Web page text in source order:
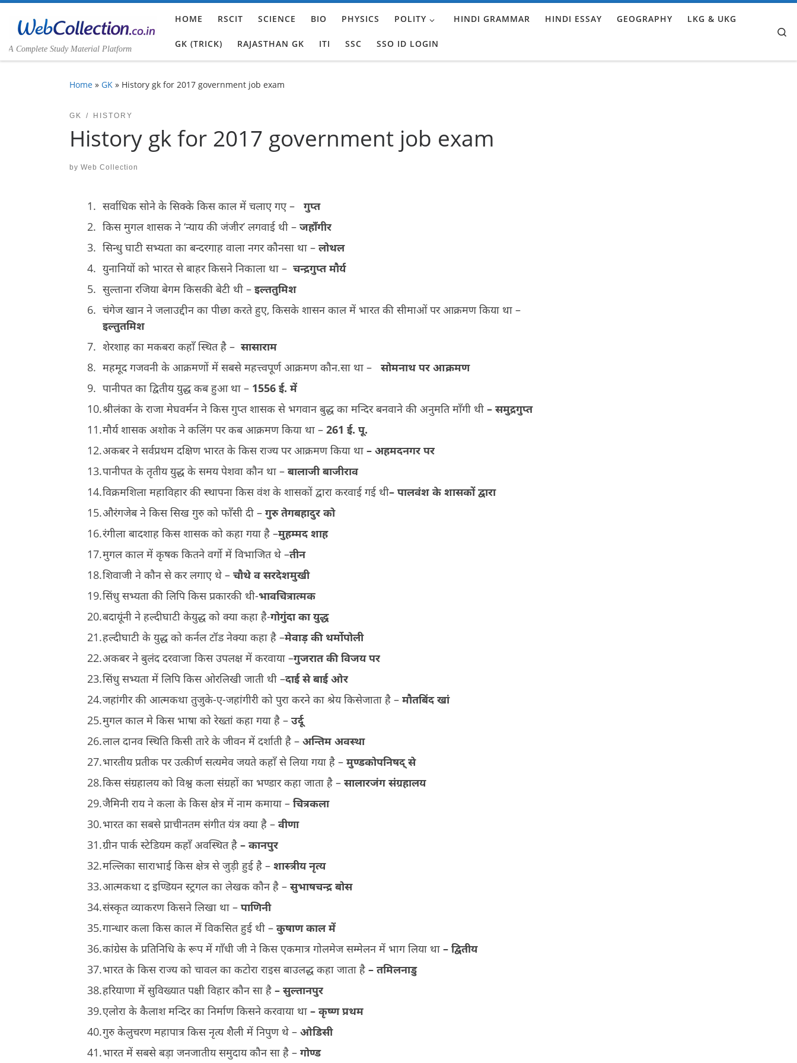
Skip to content
A Complete Study Material Platform
HOME RSCIT SCIENCE BIO PHYSICS POLITY HINDI GRAMMAR HINDI ESSAY GEOGRAPHY LKG & UKG
GK (TRICK) RAJASTHAN GK ITI SSC SSO ID LOGIN
Home » GK » History gk for 2017 government job exam
GK HISTORY
History gk for 2017 government job exam
by Web Collection
सर्वाधिक सोने के सिक्के किस काल में चलाए गए –
गुप्त
किस मुगल शासक ने ‘न्याय की जंजीर’ लगवाई थी – जहाँगीर
सिन्धु घाटी सभ्यता का बन्दरगाह वाला नगर कौनसा था – लोथल
युनानियों को भारत से बाहर किसने निकाला था – चन्द्रगुप्त मौर्य
सुल्ताना रजिया बेगम किसकी बेटी थी – इल्ततुमिश
चंगेज खान ने जलाउद्दीन का पीछा करते हुए, किसके शासन काल में भारत की सीमाओं पर आक्रमण किया था –
इल्तुतमिश
शेरशाह का मकबरा कहाँ स्थित है – सासाराम
महमूद गजवनी के आक्रमणों में सबसे महत्त्वपूर्ण आक्रमण कौन.सा था – सोमनाथ पर आक्रमण
पानीपत का द्वितीय युद्ध कब हुआ था – 1556 ई. में
श्रीलंका के राजा मेघवर्मन ने किस गुप्त शासक से भगवान बुद्ध का मन्दिर बनवाने की अनुमति माँगी थी – समुद्रगुप्त
मौर्य शासक अशोक ने कलिंग पर कब आक्रमण किया था – 261 ई. पू.
अकबर ने सर्वप्रथम दक्षिण भारत के किस राज्य पर आक्रमण किया था – अहमदनगर पर
पानीपत के तृतीय युद्ध के समय पेशवा कौन था – बालाजी बाजीराव
विक्रमशिला महाविहार की स्थापना किस वंश के शासकों द्वारा करवाई गई थी– पालवंश के शासकों द्वारा
औरंगजेब ने किस सिख गुरु को फाँसी दी – गुरु तेगबहादुर को
रंगीला बादशाह किस शासक को कहा गया है –मुहम्मद शाह
मुगल काल में कृषक कितने वर्गो में विभाजित थे –तीन
शिवाजी ने कौन से कर लगाए थे – चौथे व सरदेशमुखी
सिंधु सभ्यता की लिपि किस प्रकारकी थी-भावचित्रात्मक
बदायूंनी ने हल्दीघाटी केयुद्ध को क्या कहा है-गोगुंदा का युद्ध
हल्दीघाटी के युद्ध को कर्नल टॉड नेक्या कहा है –मेवाड़ की थर्मोपोली
अकबर ने बुलंद दरवाजा किस उपलक्ष में करवाया –गुजरात की विजय पर
सिंधु सभ्यता में लिपि किस ओरलिखी जाती थी –दाई से बाई ओर
जहांगीर की आत्मकथा तुजुके-ए-जहांगीरी को पुरा करने का श्रेय किसेजाता है – मौतबिंद खां
मुगल काल मे किस भाषा को रेख्तां कहा गया है – उर्दू
लाल दानव स्थिति किसी तारे के जीवन में दर्शाती है – अन्तिम अवस्था
भारतीय प्रतीक पर उत्कीर्ण सत्यमेव जयते कहाँ से लिया गया है – मुण्डकोपनिषद् से
किस संग्रहालय को विश्व कला संग्रहों का भण्डार कहा जाता है – सालारजंग संग्रहालय
जैमिनी राय ने कला के किस क्षेत्र में नाम कमाया – चित्रकला
भारत का सबसे प्राचीनतम संगीत यंत्र क्या है – वीणा
ग्रीन पार्क स्टेडियम कहाँ अवस्थित है – कानपुर
मल्लिका साराभाई किस क्षेत्र से जुड़ी हुई है – शास्त्रीय नृत्य
आत्मकथा द इण्डियन स्ट्रगल का लेखक कौन है – सुभाषचन्द्र बोस
संस्कृत व्याकरण किसने लिखा था – पाणिनी
गान्धार कला किस काल में विकसित हुई थी – कुषाण काल में
कांग्रेस के प्रतिनिधि के रूप में गाँधी जी ने किस एकमात्र गोलमेज सम्मेलन में भाग लिया था – द्वितीय
भारत के किस राज्य को चावल का कटोरा राइस बाउलद्ध कहा जाता है – तमिलनाडु
हरियाणा में सुविख्यात पक्षी विहार कौन सा है – सुल्तानपुर
एलोरा के कैलाश मन्दिर का निर्माण किसने करवाया था – कृष्ण प्रथम
गुरु केलुचरण महापात्र किस नृत्य शैली में निपुण थे – ओडिसी
भारत में सबसे बड़ा जनजातीय समुदाय कौन सा है – गोण्ड